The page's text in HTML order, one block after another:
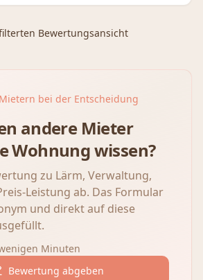
Bewertungsansicht
bei der Entscheidung
andere Mieter
Wohnung wissen?
zu Lärm, Verwaltung,
Leistung ab. Das Formular
und direkt auf diese
Minuten
Bewertung abgeben